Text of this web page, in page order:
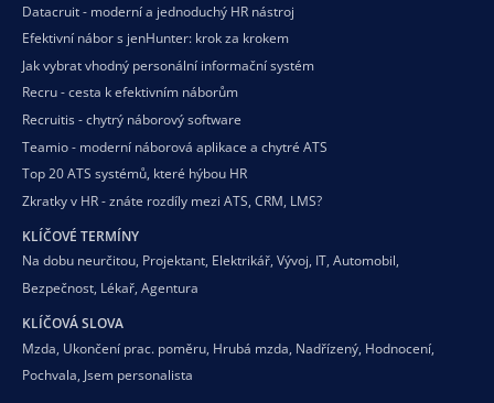
Datacruit - moderní a jednoduchý HR nástroj
Efektivní nábor s jenHunter: krok za krokem
Jak vybrat vhodný personální informační systém
Recru - cesta k efektivním náborům
Recruitis - chytrý náborový software
Teamio - moderní náborová aplikace a chytré ATS
Top 20 ATS systémů, které hýbou HR
Zkratky v HR - znáte rozdíly mezi ATS, CRM, LMS?
KLÍČOVÉ TERMÍNY
Na dobu neurčitou, Projektant, Elektrikář, Vývoj, IT, Automobil,
Bezpečnost, Lékař, Agentura
KLÍČOVÁ SLOVA
Mzda, Ukončení prac. poměru, Hrubá mzda, Nadřízený, Hodnocení,
Pochvala, Jsem personalista